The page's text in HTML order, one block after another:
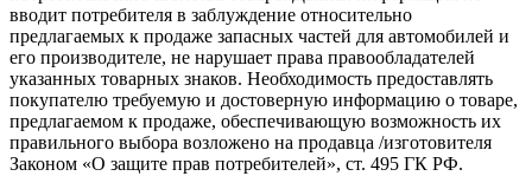
вводит потребителя в заблуждение относительно
предлагаемых к продаже запасных частей для автомобилей и
его производителе, не нарушает права правообладателей
указанных товарных знаков. Необходимость предоставлять
покупателю требуемую и достоверную информацию о товаре,
предлагаемом к продаже, обеспечивающую возможность их
правильного выбора возложено на продавца /изготовителя
Законом «О защите прав потребителей», ст. 495 ГК РФ.